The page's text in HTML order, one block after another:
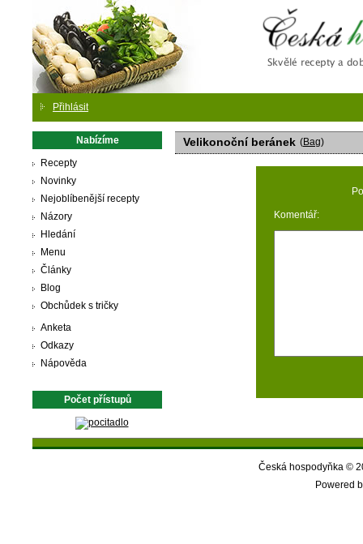
Přihlásit
Nabízíme
Recepty
Novinky
Nejoblíbenější recepty
Názory
Hledání
Menu
Články
Blog
Obchůdek s tričky
Anketa
Odkazy
Nápověda
Počet přístupů
Velikonoční beránek (Bag)
Komentář:
Česká hospodyňka ©
Powered